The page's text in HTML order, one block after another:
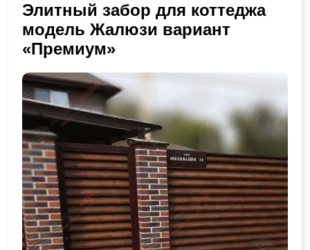
Элитный забор для коттеджа
модель Жалюзи вариант
«Премиум»